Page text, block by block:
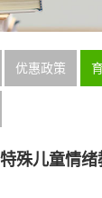
优惠政策
特殊儿童情